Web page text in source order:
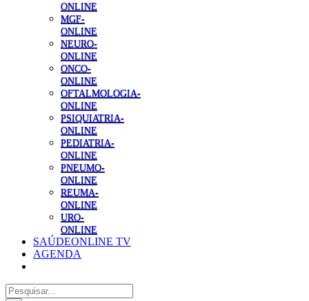
ONLINE
MGF-
ONLINE
NEURO-
ONLINE
ONCO-
ONLINE
OFTALMOLOGIA-
ONLINE
PSIQUIATRIA-
ONLINE
PEDIATRIA-
ONLINE
PNEUMO-
ONLINE
REUMA-
ONLINE
URO-
ONLINE
SAÚDEONLINE TV
AGENDA
Pesquisar